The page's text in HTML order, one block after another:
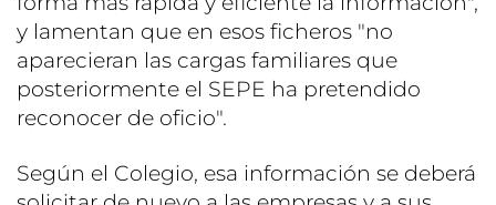
y lamentan que en esos ficheros "no
aparecieran las cargas familiares que
posteriormente el SEPE ha pretendido
reconocer de oficio".
Según el Colegio, esa información se deberá